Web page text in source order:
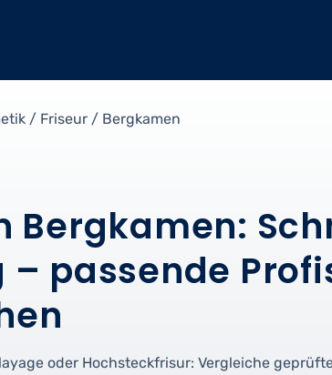
/ Friseur / Bergkamen
Bergkamen:
– passende
oder Hochsteckfrisur: Vergleiche